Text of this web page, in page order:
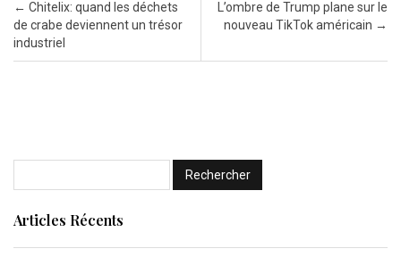
Post navigation
← Chitelix: quand les déchets
de crabe deviennent un trésor
industriel
L’ombre de Trump plane sur le
nouveau TikTok américain →
Articles Récents